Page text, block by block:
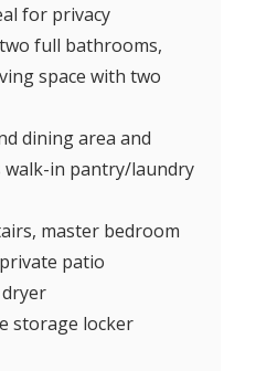
for privacy
full bathrooms,
space with two
dining area and
walk-in pantry/laundry
master bedroom
patio
storage locker